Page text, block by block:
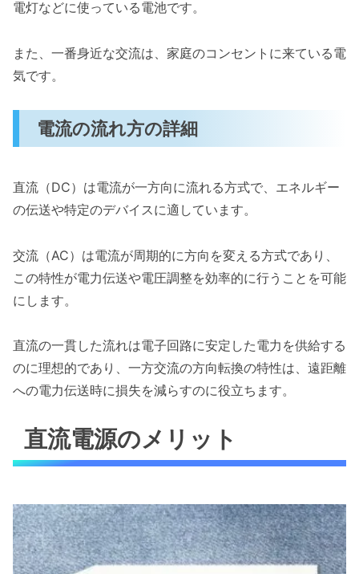
電灯などに使っている電池です。
また、一番身近な交流は、家庭のコンセントに来ている電
気です。
電流の流れ方の詳細
直流（DC）は電流が一方向に流れる方式で、エネルギー
の伝送や特定のデバイスに適しています。
交流（AC）は電流が周期的に方向を変える方式であり、
この特性が電力伝送や電圧調整を効率的に行うことを可能
にします。
直流の一貫した流れは電子回路に安定した電力を供給する
のに理想的であり、一方交流の方向転換の特性は、遠距離
への電力伝送時に損失を減らすのに役立ちます。
直流電源のメリット